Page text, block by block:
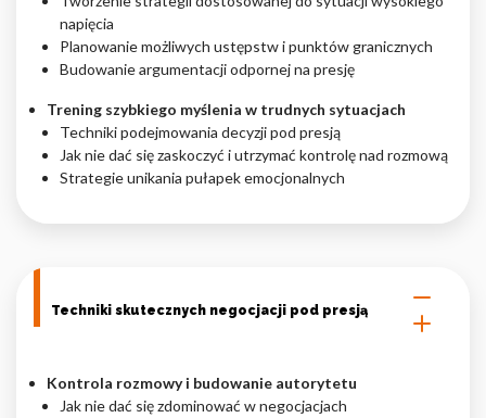
napięcia
Planowanie możliwych ustępstw i punktów granicznych
Budowanie argumentacji odpornej na presję
Trening szybkiego myślenia w trudnych sytuacjach
Techniki podejmowania decyzji pod presją
Jak nie dać się zaskoczyć i utrzymać kontrolę nad rozmową
Strategie unikania pułapek emocjonalnych
Techniki skutecznych negocjacji pod presją
Kontrola rozmowy i budowanie autorytetu
Jak nie dać się zdominować w negocjacjach